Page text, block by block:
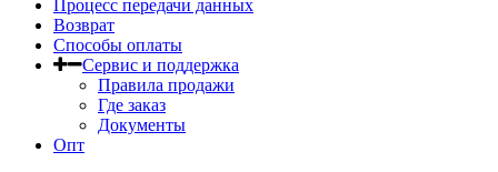
Процесс передачи данных
Возврат
Способы оплаты
Сервис и поддержка
Правила продажи
Где заказ
Документы
Опт